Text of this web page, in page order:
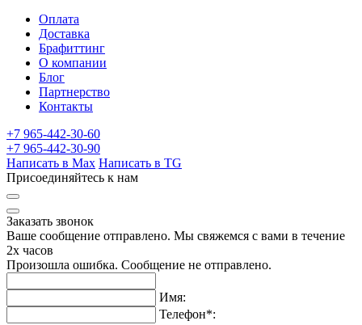
Оплата
Доставка
Брафиттинг
О компании
Блог
Партнерство
Контакты
+7 965-442-30-60
+7 965-442-30-90
Написать в Max Написать в TG
Присоединяйтесь к нам
Заказать звонок
Ваше сообщение отправлено. Мы свяжемся с вами в течение
2х часов
Произошла ошибка. Сообщение не отправлено.
Имя:
Телефон*: